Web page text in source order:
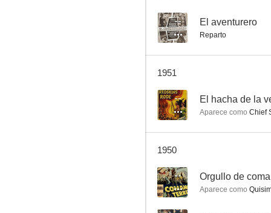
-- El aventurero
Reparto
1951
-- El hacha de la
Aparece como Chief
1950
-- Orgullo de
Aparece como